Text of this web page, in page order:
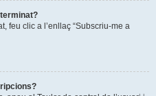
feu clic a l’enllaç “Subscriu-me a